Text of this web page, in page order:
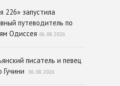
226» запустила
путеводитель по
Одиссея 06.08.2026
писатель и певец
06.08.2026